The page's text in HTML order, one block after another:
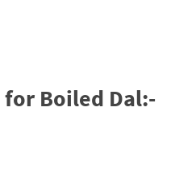
Boiled Dal:-